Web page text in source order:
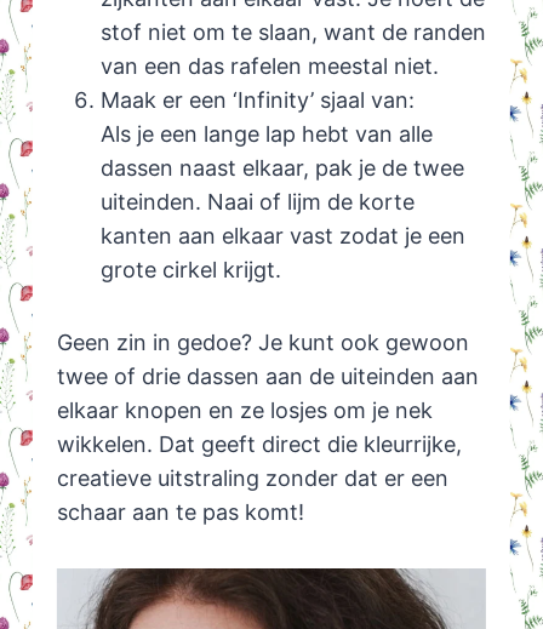
stof niet om te slaan, want de randen
van een das rafelen meestal niet.
Maak er een ‘Infinity’ sjaal van:
Als je een lange lap hebt van alle
dassen naast elkaar, pak je de twee
uiteinden. Naai of lijm de korte
kanten aan elkaar vast zodat je een
grote cirkel krijgt.
Geen zin in gedoe? Je kunt ook gewoon
twee of drie dassen aan de uiteinden aan
elkaar knopen en ze losjes om je nek
wikkelen. Dat geeft direct die kleurrijke,
creatieve uitstraling zonder dat er een
schaar aan te pas komt!